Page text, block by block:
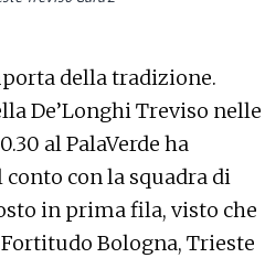
della tradizione.
De’Longhi Treviso nelle
al PalaVerde ha
con la squadra di
in prima fila, visto che
Bologna, Trieste